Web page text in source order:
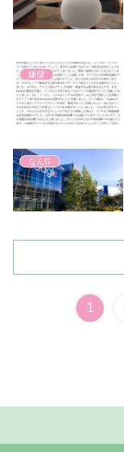
嫌儲
なんG
1